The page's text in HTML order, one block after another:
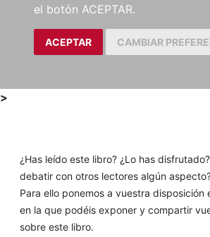
el botón ACEPTAR.
ACEPTAR CAMBIAR
>
¿Has leído este libro? ¿Lo has
debatir con otros lectores algún
Para ello ponemos a vuestra disposición
en la que podéis exponer y compartir
sobre este libro.